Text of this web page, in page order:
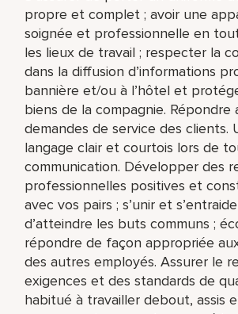
propre et complet ; avoir une
soignée et professionnelle en
les lieux de travail ; respecter la
dans la diffusion d’informations
bannière et/ou à l’hôtel et
biens de la compagnie. Répondre
demandes de service des clients.
langage clair et courtois lors de
communication. Développer des
professionnelles positives et
avec vos pairs ; s’unir et
d’atteindre les buts communs ;
répondre de façon appropriée
des autres employés. Assurer le
exigences et des standards de
habitué à travailler debout, assis